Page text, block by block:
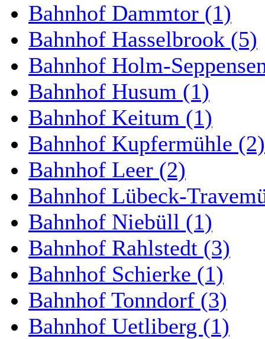
Bahnhof Dammtor (1)
Bahnhof Hasselbrook (5)
Bahnhof Holm-
Bahnhof Husum (1)
Bahnhof Keitum (1)
Bahnhof Kupfermühle (2)
Bahnhof Leer (2)
Bahnhof Lübeck-
Bahnhof Niebüll (1)
Bahnhof Rahlstedt (3)
Bahnhof Schierke (1)
Bahnhof Tonndorf (3)
Bahnhof Uetliberg (1)